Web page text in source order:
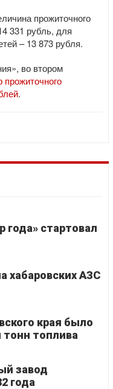
прожиточного
331 рубль, для
– 13 873 рубля.
во втором
прожиточного
.
года» стартовал
хабаровских АЗС
края было
топлива
завод
года